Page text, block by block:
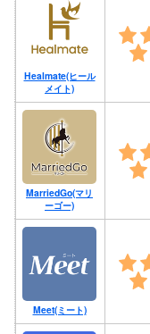
Healmate(ヒール
メイト)
MarriedGo(マリ
ーゴー)
Meet(ミート)